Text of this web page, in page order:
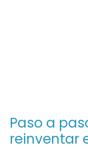
Paso a
reinventar